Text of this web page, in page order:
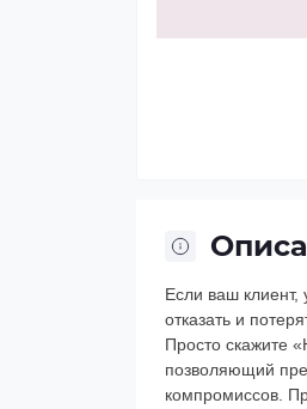
Если ваш клиент,
отказать и
Просто скажите
позволяющий
компромиссов.